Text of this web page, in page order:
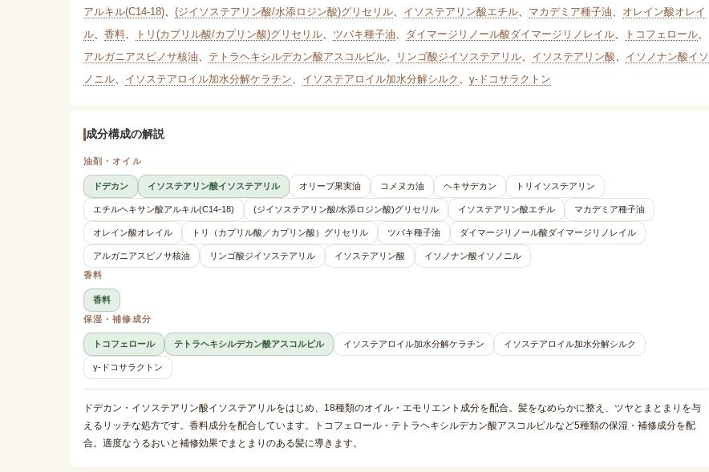
アルキル(C14-18)、 (ジイソステアリン酸/水添ロジン酸)グリセリル、 イソステアリン酸エチル、 マカデミア種子油、 オレイン酸オレイ
ル、 香料、 トリ(カプリル酸/カプリン酸)グリセリル、 ツバキ種子油、 ダイマージリノール酸ダイマージリノレイル、 トコフェロール、
アルガニアスピノサ核油、 テトラヘキシルデカン酸アスコルビル、 リンゴ酸ジイソステアリル、 イソステアリン酸、 イソノナン酸イソ
ノニル、 イソステアロイル加水分解ケラチン、 イソステアロイル加水分解シルク 、 γ-ドコサラクトン
成分構成の解説
油剤・オイル
ドデカン イソステアリン酸イソステアリル オリーブ果実油 コメヌカ油 ヘキサデカン トリイソステアリン
エチルヘキサン酸アルキル(C14-18) (ジイソステアリン酸/水添ロジン酸)グリセリル イソステアリン酸エチル マカデミア種子油
オレイン酸オレイル トリ（カプリル酸／カプリン酸）グリセリル ツバキ種子油 ダイマージリノール酸ダイマージリノレイル
アルガニアスピノサ核油 リンゴ酸ジイソステアリル イソステアリン酸
イソノナン酸イソノニル
香料
香料
保湿・補修成分
トコフェロール テトラヘキシルデカン酸アスコルビル イソステアロイル加水分解ケラチン イソステアロイル加水分解シルク
γ-ドコサラクトン
ドデカン・イソステアリン酸イソステアリルをはじめ、18種類のオイル・エモリエント成分を配合。髪をなめらかに整え、ツヤとまとまりを与
えるリッチな処方です。香料成分を配合しています。トコフェロール・テトラヘキシルデカン酸アスコルビルなど5種類の保湿・補修成分を配
合。適度なうるおいと補修効果でまとまりのある髪に導きます。